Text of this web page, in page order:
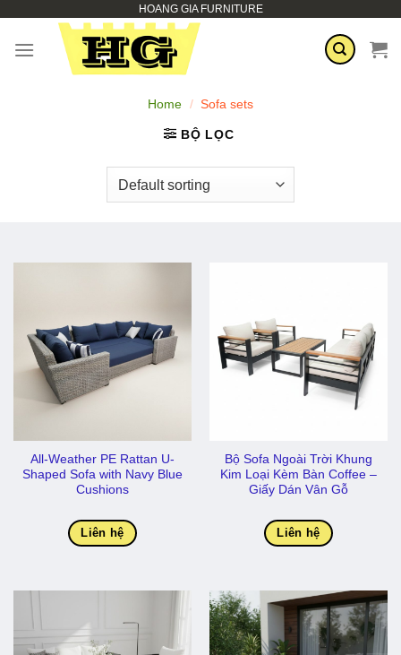
content
HOANG GIA FURNITURE
Home / Sofa sets
BỘ LỌC
All-Weather PE Rattan U-
Shaped Sofa with Navy Blue
Cushions
Liên hệ
Bộ Sofa Ngoài Trời Khung
Kim Loại Kèm Bàn Coffee –
Giấy Dán Vân Gỗ
Liên hệ